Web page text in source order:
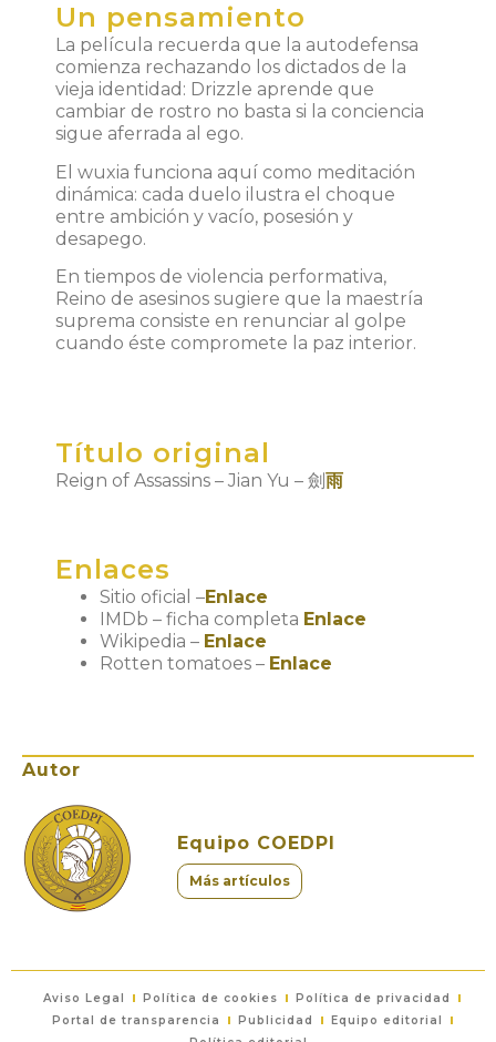
Un pensamiento
La película recuerda que la autodefensa
comienza rechazando los dictados de la
vieja identidad: Drizzle aprende que
cambiar de rostro no basta si la conciencia
sigue aferrada al ego.
El wuxia funciona aquí como meditación
dinámica: cada duelo ilustra el choque
entre ambición y vacío, posesión y
desapego.
En tiempos de violencia performativa,
Reino de asesinos sugiere que la maestría
suprema consiste en renunciar al golpe
cuando éste compromete la paz interior.
Título original
Reign of Assassins – Jian Yu – 劍雨
Enlaces
Sitio oficial –Enlace
IMDb – ficha completa Enlace
Wikipedia – Enlace
Rotten tomatoes – Enlace
Autor
Equipo COEDPI
Más artículos
Aviso Legal Política de cookies
Política de privacidad
Portal de transparencia
Publicidad
Equipo editorial